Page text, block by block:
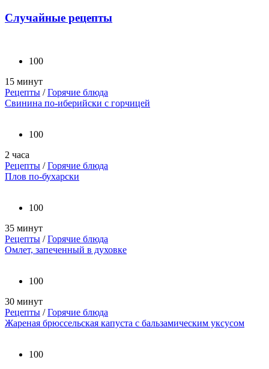
Случайные рецепты
100
15 минут
Рецепты /Горячие блюда
Свинина по-иберийски с горчицей
100
2 часа
Рецепты /Горячие блюда
Плов по-бухарски
100
35 минут
Рецепты /Горячие блюда
Омлет, запеченный в духовке
100
30 минут
Рецепты /Горячие блюда
Жареная брюссельская капуста с бальзамическим уксусом
100